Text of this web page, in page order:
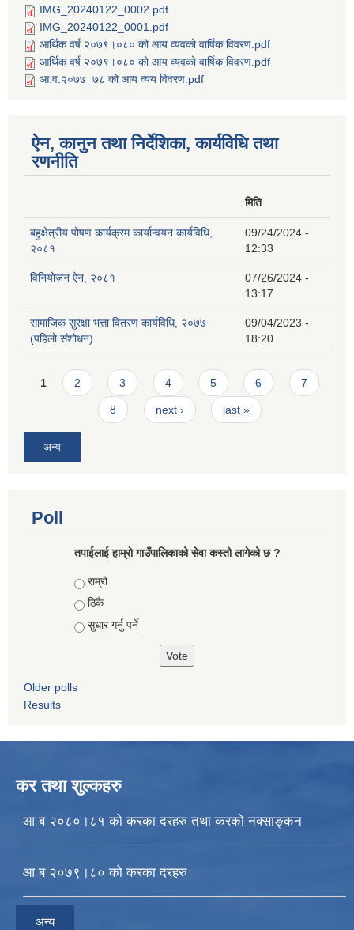
IMG_20240122_0002.pdf
IMG_20240122_0001.pdf
आर्थिक वर्ष २०७९।०८० को आय व्यवको वार्षिक विवरण.pdf
आर्थिक वर्ष २०७९।०८० को आय व्यवको वार्षिक विवरण.pdf
आ.व.२०७७_७८ को आय व्यय विवरण.pdf
ऐन, कानुन तथा निर्देशिका, कार्यविधि तथा
रणनीति
मिति
बहुक्षेत्रीय पोषण कार्यक्रम कार्यान्वयन कार्यविधि,
२०८१
09/24/2024 -
12:33
विनियोजन ऐन, २०८१
07/26/2024 -
13:17
सामाजिक सुरक्षा भत्ता वितरण कार्यविधि, २०७७
(पहिलो संशोधन)
09/04/2023 -
18:20
Pages
1 2 3 4 5 6 7
8 next › last »
अन्य
Poll
तपाईलाई हाम्राे गाउँपालिकाको सेवा कस्तो लागेको छ ?
Choices
राम्रो
ठिकै
सुधार गर्नु पर्ने
Older polls
Results
कर तथा शुल्कहरु
आ ब २०८०।८१ को करका दरहरु तथा करको नक्साङ्कन
आ ब २०७९।८० को करका दरहरु
अन्य